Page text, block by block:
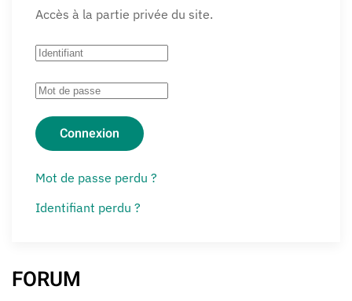
Accès à la partie privée du site.
Connexion
Mot de passe perdu ?
Identifiant perdu ?
FORUM